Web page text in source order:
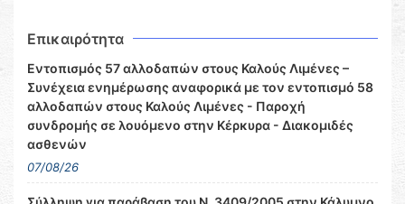
Επικαιρότητα
Εντοπισμός 57 αλλοδαπών στους Καλούς Λιμένες –
Συνέχεια ενημέρωσης αναφορικά με τον εντοπισμό 58
αλλοδαπών στους Καλούς Λιμένες - Παροχή
συνδρομής σε λουόμενο στην Κέρκυρα - Διακομιδές
ασθενών
07/08/26